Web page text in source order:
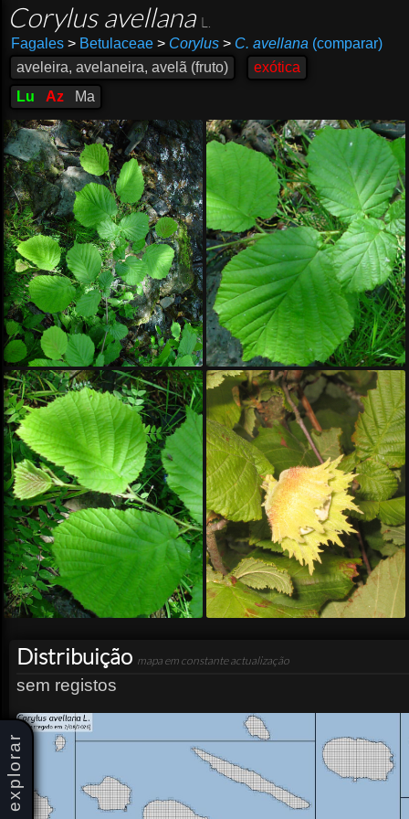
explorar
Corylus avellana
Fagales >Betulaceae > Corylus > C. avellana (comparar)
aveleira, avelaneira, avelã (fruto)
exótica
Lu
Az Ma
Distribuição mapa em constante actualização
sem registos